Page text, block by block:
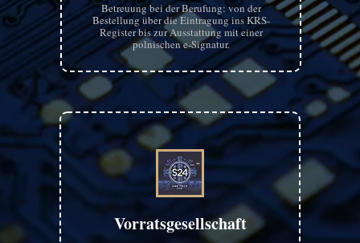
Vorratsgesellschaft
Betreuung bei der Berufung: von der
Bestellung über die Eintragung ins KRS-
Register bis zur Ausstattung mit einer
polnischen e-Signatur.